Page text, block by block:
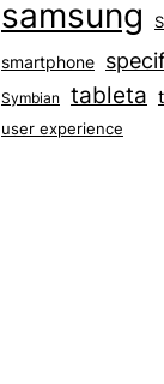
samsung
smartphone
Symbian tableta
user experience